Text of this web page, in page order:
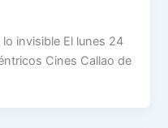
invisible El lunes 24
Cines Callao de